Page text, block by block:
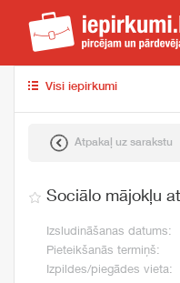
Visi iepirkumi
Atpakaļ uz sarakstu
Sociālo mājokļu
Izsludināšanas datums:
Pieteikšanās termiņš:
Izpildes/piegādes vieta: